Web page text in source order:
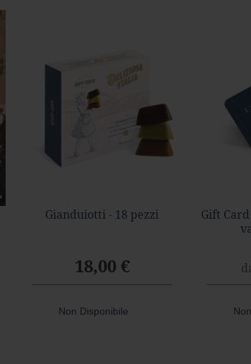
Gianduiotti - 18 pezzi
18,00 €
Non Disponibile
Gift